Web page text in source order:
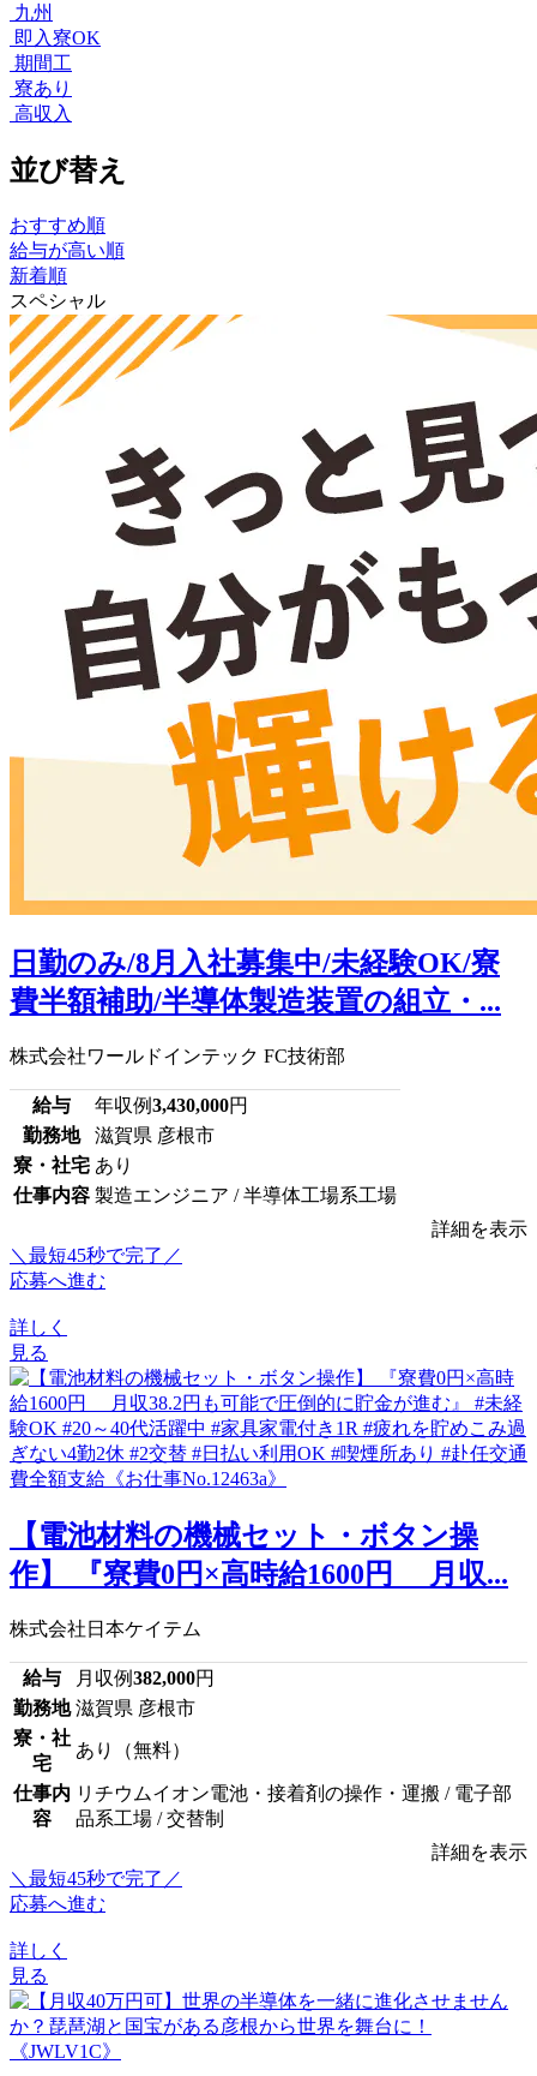
九州
即入寮OK
期間工
寮あり
高収入
並び替え
おすすめ順
給与が高い順
新着順
スペシャル
日勤のみ/8月入社募集中/未経験OK/寮
費半額補助/半導体製造装置の組立・...
株式会社ワールドインテック FC技術部
給与 年収例3,430,000円
勤務地
滋賀県 彦根市
寮・社宅 あり
仕事内容 製造エンジニア / 半導体工場系工場
詳細を表示
＼最短45秒で完了／
応募へ進む
詳しく
見る
【電池材料の機械セット・ボタン操
作】 『寮費0円×高時給1600円 月収...
株式会社日本ケイテム
給与 月収例382,000円
勤務地 滋賀県 彦根市
寮・社
宅
あり（無料）
仕事内
容
リチウムイオン電池・接着剤の操作・運搬 / 電子部
品系工場 / 交替制
詳細を表示
＼最短45秒で完了／
応募へ進む
詳しく
見る